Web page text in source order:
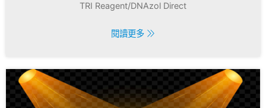
TRI Reagent/DNAzol Direct
閱讀更多